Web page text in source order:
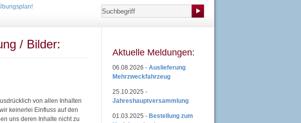
/ Bilder:
von allen Inhalten
keinerlei Einfluss auf den
uns deren Inhalte nicht zu
Aktuelle Meldungen:
06.08.2026 - Auslieferung
Mehrzweckfahrzeug
25.10.2025 -
Jahreshauptversammlung
01.03.2025 - Bestellung zum